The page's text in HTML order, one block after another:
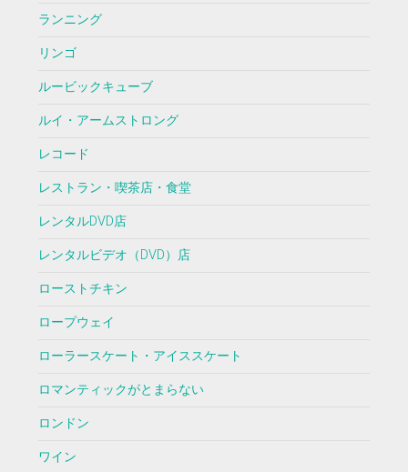
ランニング
リンゴ
ルービックキューブ
ルイ・アームストロング
レコード
レストラン・喫茶店・食堂
レンタルDVD店
レンタルビデオ（DVD）店
ローストチキン
ロープウェイ
ローラースケート・アイススケート
ロマンティックがとまらない
ロンドン
ワイン